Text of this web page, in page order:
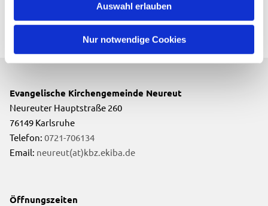
Auswahl erlauben
Nur notwendige Cookies
Evangelische Kirchengemeinde Neureut
Neureuter Hauptstraße 260
76149 Karlsruhe
Telefon: 0721-706134
Email: neureut(at)kbz.ekiba.de
Öffnungszeiten